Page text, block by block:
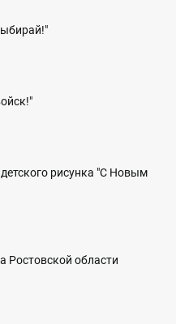
рисунка "С Новым
Ростовской области